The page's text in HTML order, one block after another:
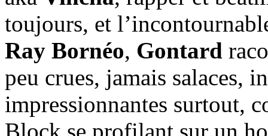
toujours, et
Ray Bornéo, Gontard
peu crues, jamais salaces,
impressionnantes surtout,
Block se profilant sur un